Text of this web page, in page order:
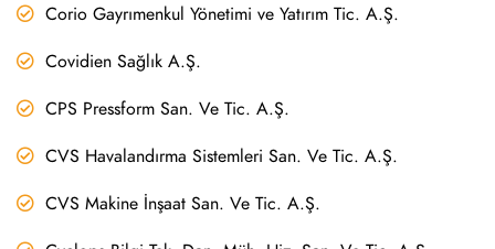
Corio Gayrımenkul Yönetimi ve Yatırım Tic. A.Ş.
Covidien Sağlık A.Ş.
CPS Pressform San. Ve Tic. A.Ş.
CVS Havalandırma Sistemleri San. Ve Tic. A.Ş.
CVS Makine İnşaat San. Ve Tic. A.Ş.